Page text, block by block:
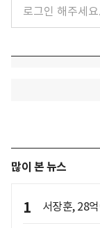
많이 본 뉴스
1 서장훈, 28